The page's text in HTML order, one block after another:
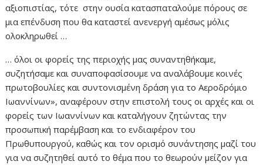
αξιοπιστίας, τότε στην ουσία κατασπαταλούμε πόρους σε
μια επένδυση που θα καταστεί ανενεργή αμέσως μόλις
ολοκληρωθεί …
… όλοι οι φορείς της περιοχής μας συναντηθήκαμε,
συζητήσαμε και συναποφασίσουμε να αναλάβουμε κοινές
πρωτοβουλίες και συντονισμένη δράση για το Αεροδρόμιο
Ιωαννίνων», αναφέρουν στην επιστολή τους οι αρχές και οι
φορείς των Ιωαννίνων και καταλήγουν ζητώντας την
προσωπική παρέμβαση και το ενδιαφέρον του
Πρωθυπουργού, καθώς και τον ορισμό συνάντησης μαζί του
για να συζητηθεί αυτό το θέμα που το θεωρούν μείζον για